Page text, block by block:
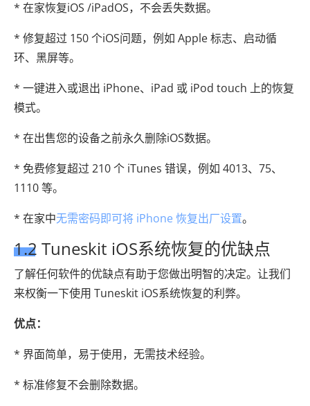
* 在家恢复iOS /iPadOS，不会丢失数据。
* 修复超过 150 个iOS问题，例如 Apple 标志、启动循
环、黑屏等。
* 一键进入或退出 iPhone、iPad 或 iPod touch 上的恢复
模式。
* 在出售您的设备之前永久删除iOS数据。
* 免费修复超过 210 个 iTunes 错误，例如 4013、75、
1110 等。
* 在家中无需密码即可将 iPhone 恢复出厂设置。
1.2 Tuneskit iOS系统恢复的优缺点
了解任何软件的优缺点有助于您做出明智的决定。让我们
来权衡一下使用 Tuneskit iOS系统恢复的利弊。
优点：
* 界面简单，易于使用，无需技术经验。
* 标准修复不会删除数据。